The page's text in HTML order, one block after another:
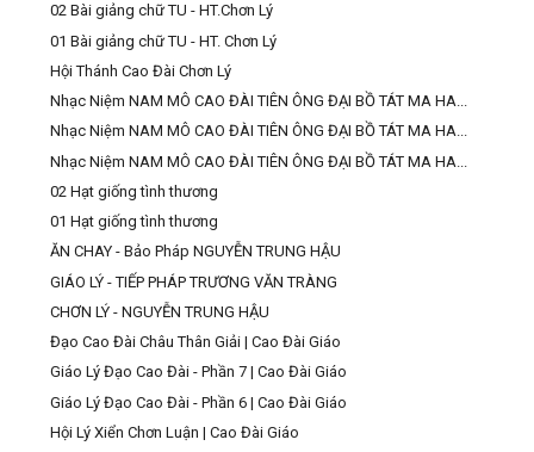
02 Bài giảng chữ TU - HT.Chơn Lý
01 Bài giảng chữ TU - HT. Chơn Lý
Hội Thánh Cao Đài Chơn Lý
Nhạc Niệm NAM MÔ CAO ĐÀI TIÊN ÔNG ĐẠI BỒ TÁT MA HA...
Nhạc Niệm NAM MÔ CAO ĐÀI TIÊN ÔNG ĐẠI BỒ TÁT MA HA...
Nhạc Niệm NAM MÔ CAO ĐÀI TIÊN ÔNG ĐẠI BỒ TÁT MA HA...
02 Hạt giống tình thương
01 Hạt giống tình thương
ĂN CHAY - Bảo Pháp NGUYỄN TRUNG HẬU
GIÁO LÝ - TIẾP PHÁP TRƯƠNG VĂN TRÀNG
CHƠN LÝ - NGUYỄN TRUNG HẬU
Đạo Cao Đài Châu Thân Giải | Cao Đài Giáo
Giáo Lý Đạo Cao Đài - Phần 7 | Cao Đài Giáo
Giáo Lý Đạo Cao Đài - Phần 6 | Cao Đài Giáo
Hội Lý Xiển Chơn Luận | Cao Đài Giáo